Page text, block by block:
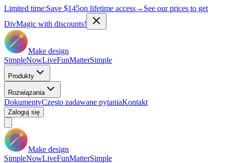
Limited time:Save $145on lifetime access→ See our prices to get
DivMagic with discounts!
Make design
SimpleNowLiveFunMatterSimple
Produkty
Rozwiązania
DokumentyCzęsto zadawane pytaniaKontakt
Zaloguj się
Make design
SimpleNowLiveFunMatterSimple